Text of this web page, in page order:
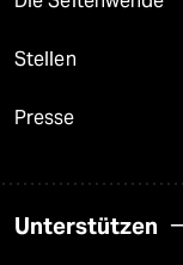
Stellen
Presse
Unterstützen